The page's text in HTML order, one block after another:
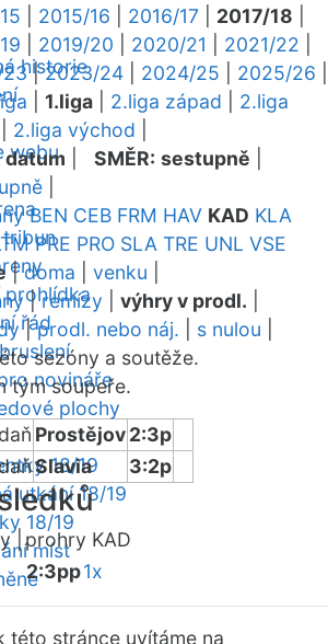
historie
webu
tribun
prohlídka
řád
novináře
plochy
18/19
utkání 18/19
18/19
míst
2015/16 2016/17 2017/18
2019/20 2020/21 2021/22
|2023/24 2024/25 2025/26
1.liga 2.liga západ
2.liga
2.liga východ
datum SMĚR: sestupně
BEN CEB FRM HAV KAD KLA
PRE PRO SLA TRE UNL VSE
|doma venku
|remízy výhry v prodl.
|prodl. nebo náj. s nulou
sezóny a soutěže.
tým soupeře.
Prostějov2:3p
Slavia 3:2p
| prohry KAD
2:3pp1x
této stránce uvítáme na